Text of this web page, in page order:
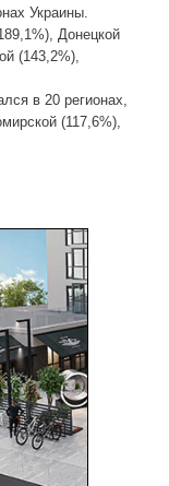
Украины.
Донецкой
(143,2%),
в 20 регионах,
(117,6%),